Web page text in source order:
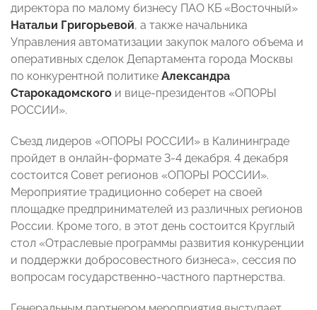
директора по малому бизнесу ПАО КБ «Восточный»
Натальи Григорьевой, а также начальника
Управления автоматизации закупок малого объема и
оперативных сделок Департамента города Москвы
по конкурентной политике Александра
Старокадомского и вице-президентов «ОПОРЫ
РОССИИ».
Съезд лидеров «ОПОРЫ РОССИИ» в Калининграде
пройдет в онлайн-формате 3-4 декабря. 4 декабря
состоится Совет регионов «ОПОРЫ РОССИИ».
Мероприятие традиционно соберет на своей
площадке предпринимателей из различных регионов
России. Кроме того, в этот день состоится Круглый
стол «Отраслевые программы развития конкуренции
и поддержки добросовестного бизнеса», сессия по
вопросам государственно-частного партнерства.